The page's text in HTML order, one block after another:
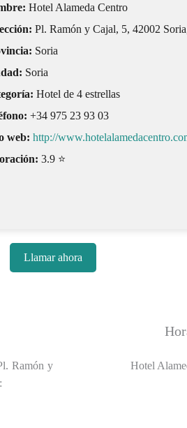
Hotel Alameda Centro
Pl. Ramón y Cajal, 5, 42002
Soria
Soria
Hotel de 4 estrellas
+34 975 23 93 03
web: http://
3.9 ⭐
Llamar ahora
Ramón y
Hotel